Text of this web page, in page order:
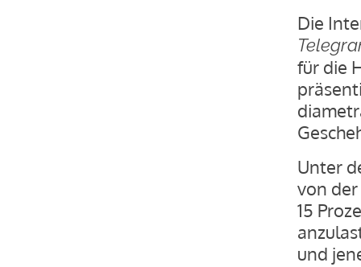
Die
für die
Unter
von
15
und